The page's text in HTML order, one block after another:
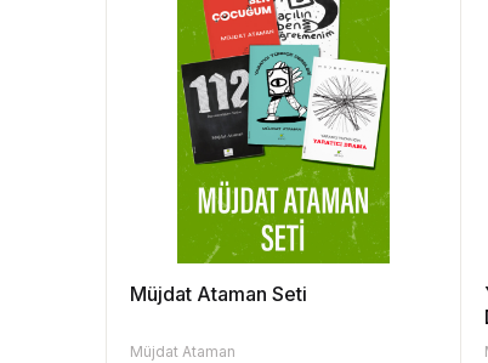
Müjdat Ataman Seti
Müjdat Ataman